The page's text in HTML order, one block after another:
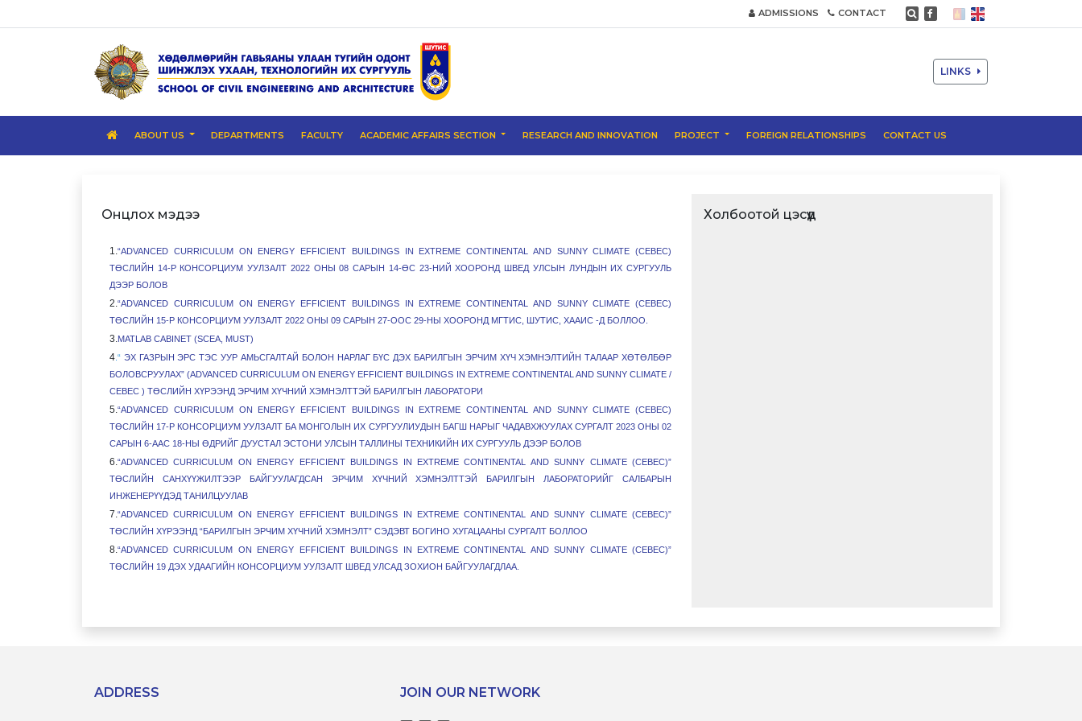
ADMISSIONS CONTACT
LINKS
ABOUT US DEPARTMENTS FACULTY ACADEMIC AFFAIRS SECTION RESEARCH AND INNOVATION PROJECT FOREIGN RELATIONSHIPS CONTACT US
Онцлох мэдээ
1. “ADVANCED CURRICULUM ON ENERGY EFFICIENT BUILDINGS IN EXTREME CONTINENTAL AND SUNNY CLIMATE (CEBEC)
ТӨСЛИЙН 14-Р КОНСОРЦИУМ УУЛЗАЛТ 2022 ОНЫ 08 САРЫН 14-ӨС 23-НИЙ ХООРОНД ШВЕД УЛСЫН ЛУНДЫН ИХ СУРГУУЛЬ
ДЭЭР БОЛОВ
2. “ADVANCED CURRICULUM ON ENERGY EFFICIENT BUILDINGS IN EXTREME CONTINENTAL AND SUNNY CLIMATE (CEBEC)
ТӨСЛИЙН 15-Р КОНСОРЦИУМ УУЛЗАЛТ 2022 ОНЫ 09 САРЫН 27-ООС 29-НЫ ХООРОНД МГТИС, ШУТИС, ХААИС -Д БОЛЛОО.
3. MATLAB CABINET (SCEA, MUST)
4 .“ ЭХ ГАЗРЫН ЭРС ТЭС УУР АМЬСГАЛТАЙ БОЛОН НАРЛАГ БҮС ДЭХ БАРИЛГЫН ЭРЧИМ ХҮЧ ХЭМНЭЛТИЙН ТАЛААР ХӨТӨЛБӨР
БОЛОВСРУУЛАХ” (ADVANCED CURRICULUM ON ENERGY EFFICIENT BUILDINGS IN EXTREME CONTINENTAL AND SUNNY CLIMATE /
CEBEC ) ТӨСЛИЙН ХҮРЭЭНД ЭРЧИМ ХҮЧНИЙ ХЭМНЭЛТТЭЙ БАРИЛГЫН ЛАБОРАТОРИ
5. “ADVANCED CURRICULUM ON ENERGY EFFICIENT BUILDINGS IN EXTREME CONTINENTAL AND SUNNY CLIMATE (CEBEC)
ТӨСЛИЙН 17-Р КОНСОРЦИУМ УУЛЗАЛТ БА МОНГОЛЫН ИХ СУРГУУЛИУДЫН БАГШ НАРЫГ ЧАДАВХЖУУЛАХ СУРГАЛТ 2023 ОНЫ 02
САРЫН 6-ААС 18-НЫ ӨДРИЙГ ДУУСТАЛ ЭСТОНИ УЛСЫН ТАЛЛИНЫ ТЕХНИКИЙН ИХ СУРГУУЛЬ ДЭЭР БОЛОВ
6. “ADVANCED CURRICULUM ON ENERGY EFFICIENT BUILDINGS IN EXTREME CONTINENTAL AND SUNNY CLIMATE (CEBEC)”
ТӨСЛИЙН САНХҮҮЖИЛТЭЭР БАЙГУУЛАГДСАН ЭРЧИМ ХҮЧНИЙ ХЭМНЭЛТТЭЙ БАРИЛГЫН ЛАБОРАТОРИЙГ САЛБАРЫН
ИНЖЕНЕРҮҮДЭД ТАНИЛЦУУЛАВ
7. “ADVANCED CURRICULUM ON ENERGY EFFICIENT BUILDINGS IN EXTREME CONTINENTAL AND SUNNY CLIMATE (CEBEC)”
ТӨСЛИЙН ХҮРЭЭНД “БАРИЛГЫН ЭРЧИМ ХҮЧНИЙ ХЭМНЭЛТ” СЭДЭВТ БОГИНО ХУГАЦААНЫ СУРГАЛТ БОЛЛОО
8. “ADVANCED CURRICULUM ON ENERGY EFFICIENT BUILDINGS IN EXTREME CONTINENTAL AND SUNNY CLIMATE (CEBEC)”
ТӨСЛИЙН 19 ДЭХ УДААГИЙН КОНСОРЦИУМ УУЛЗАЛТ ШВЕД УЛСАД ЗОХИОН БАЙГУУЛАГДЛАА.
Холбоотой цэсүүд
ADDRESS JOIN OUR NETWORK